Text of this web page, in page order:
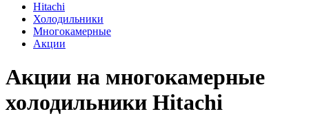
Hitachi
Холодильники
Многокамерные
Акции
Акции на многокамерные
холодильники Hitachi